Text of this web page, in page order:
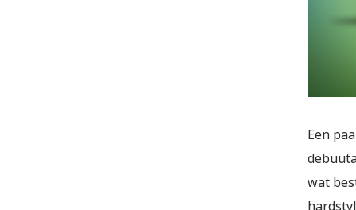
Een
wat